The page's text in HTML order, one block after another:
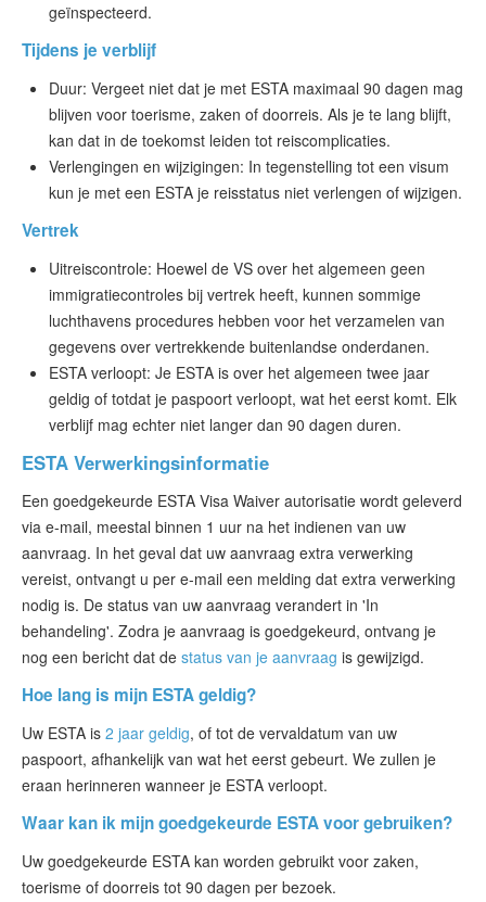
geïnspecteerd.
Tijdens je verblijf
Duur: Vergeet niet dat je met ESTA maximaal 90 dagen mag
blijven voor toerisme, zaken of doorreis. Als je te lang blijft,
kan dat in de toekomst leiden tot reiscomplicaties.
Verlengingen en wijzigingen: In tegenstelling tot een visum
kun je met een ESTA je reisstatus niet verlengen of wijzigen.
Vertrek
Uitreiscontrole: Hoewel de VS over het algemeen geen
immigratiecontroles bij vertrek heeft, kunnen sommige
luchthavens procedures hebben voor het verzamelen van
gegevens over vertrekkende buitenlandse onderdanen.
ESTA verloopt: Je ESTA is over het algemeen twee jaar
geldig of totdat je paspoort verloopt, wat het eerst komt. Elk
verblijf mag echter niet langer dan 90 dagen duren.
ESTA Verwerkingsinformatie
Een goedgekeurde ESTA Visa Waiver autorisatie wordt geleverd
via e-mail, meestal binnen 1 uur na het indienen van uw
aanvraag. In het geval dat uw aanvraag extra verwerking
vereist, ontvangt u per e-mail een melding dat extra verwerking
nodig is. De status van uw aanvraag verandert in 'In
behandeling'. Zodra je aanvraag is goedgekeurd, ontvang je
nog een bericht dat de status van je aanvraag is gewijzigd.
Hoe lang is mijn ESTA geldig?
Uw ESTA is 2 jaar geldig, of tot de vervaldatum van uw
paspoort, afhankelijk van wat het eerst gebeurt. We zullen je
eraan herinneren wanneer je ESTA verloopt.
Waar kan ik mijn goedgekeurde ESTA voor gebruiken?
Uw goedgekeurde ESTA kan worden gebruikt voor zaken,
toerisme of doorreis tot 90 dagen per bezoek.